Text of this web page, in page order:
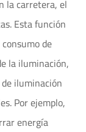
la carretera, el
Esta función
de
la iluminación,
iluminación
Por ejemplo,
energía